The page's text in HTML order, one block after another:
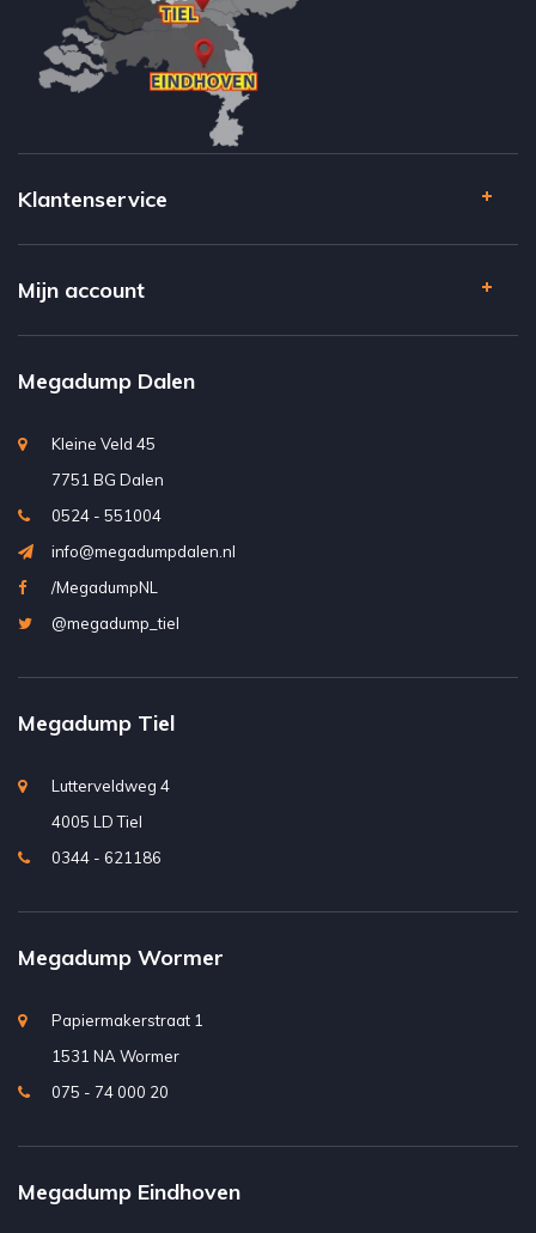
Klantenservice
Mijn account
Megadump Dalen
Kleine Veld 45
7751 BG Dalen
0524 - 551004
info@megadumpdalen.nl
/MegadumpNL
@megadump_tiel
Megadump Tiel
Lutterveldweg 4
4005 LD Tiel
0344 - 621186
Megadump Wormer
Papiermakerstraat 1
1531 NA Wormer
075 - 74 000 20
Megadump Eindhoven